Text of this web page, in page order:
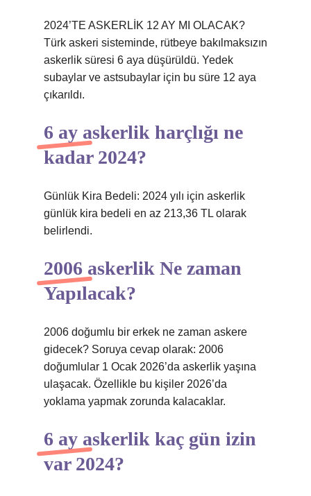
2024’TE ASKERLİK 12 AY MI OLACAK?
Türk askeri sisteminde, rütbeye bakılmaksızın
askerlik süresi 6 aya düşürüldü. Yedek
subaylar ve astsubaylar için bu süre 12 aya
çıkarıldı.
6 ay askerlik harçlığı ne
kadar 2024?
Günlük Kira Bedeli: 2024 yılı için askerlik
günlük kira bedeli en az 213,36 TL olarak
belirlendi.
2006 askerlik Ne zaman
Yapılacak?
2006 doğumlu bir erkek ne zaman askere
gidecek? Soruya cevap olarak: 2006
doğumlular 1 Ocak 2026’da askerlik yaşına
ulaşacak. Özellikle bu kişiler 2026’da
yoklama yapmak zorunda kalacaklar.
6 ay askerlik kaç gün izin
var 2024?